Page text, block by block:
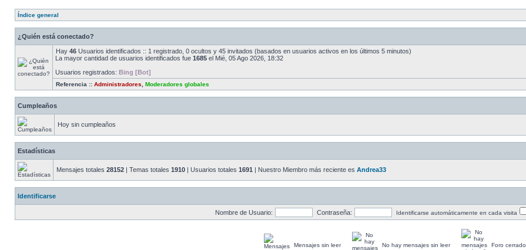
Índice general
¿Quién está conectado?
Hay 46 Usuarios identificados :: 1 registrado, 0 ocultos y 45 invitados (basados en usuarios activos en los últimos 5 minutos)
La mayor cantidad de usuarios identificados fue 1685 el Mié, 05 Ago 2026, 18:32
Usuarios registrados: Bing [Bot]
Referencia :: Administradores Moderadores globales
Cumpleaños
Hoy sin cumpleaños
Estadísticas
Mensajes totales 28152 | Temas totales 1910 | Usuarios totales 1691 | Nuestro Miembro más reciente es Andrea33
Identificarse
Nombre de Usuario: Contraseña: Identificarse automáticamente en cada visita
Mensajes sin leer No hay mensajes sin leer Foro cerrado